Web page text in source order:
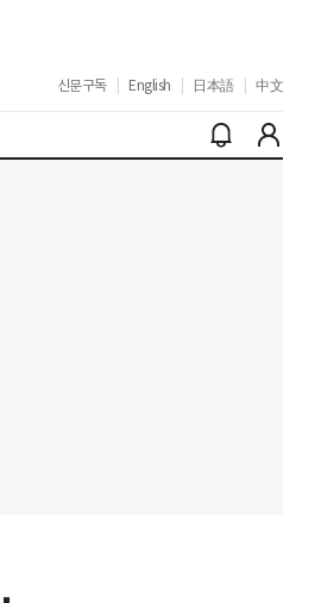
신문구독 English 日本語 中文